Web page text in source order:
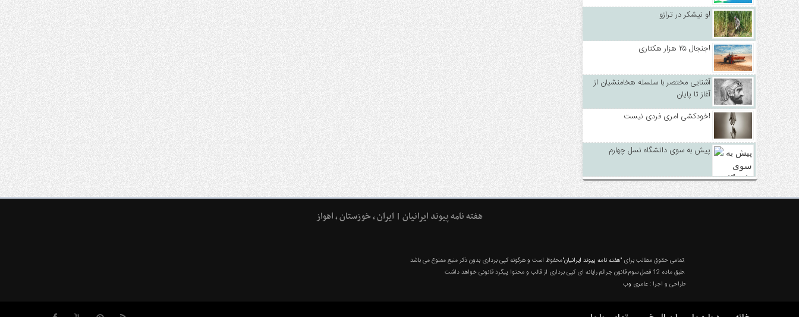
و نیشکر در ترازو!
جنجال ۲۵ هزار هکتاری!
آشنایی مختصر با سلسله هخامنشیان از
آغاز تا پایان
خودکشی امری فردی نیست!
پیش به سوی دانشگاه نسل چهارم
هفته نامه پیوند ایرانیان | ایران ، خوزستان ، اهواز
تمامی حقوق مطالب برای "هفته نامه پیوند ایرانیان"
محفوظ است و هرگونه کپی برداری بدون ذکر منبع ممنوع می باشد.
طبق ماده 12 فصل سوم قانون جرائم رایانه ای کپی برداری از قالب و محتوا پیگرد قانونی خواهد داشت.
طراحی و اجرا :عامری وب